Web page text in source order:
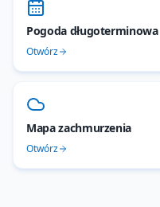
Pogoda długoterminowa
Otwórz
Mapa zachmurzenia
Otwórz